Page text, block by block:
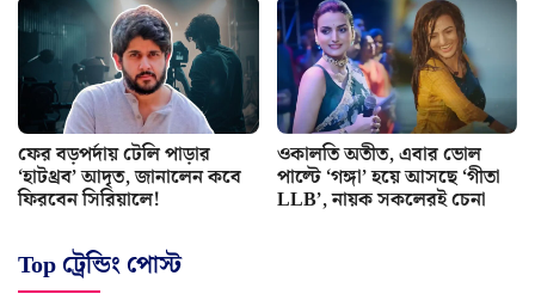
ফের বড়পর্দায় টেলি পাড়ার
‘হাটথ্রব’ আদৃত, জানালেন কবে
ফিরবেন সিরিয়ালে!
ওকালতি অতীত, এবার ভোল
পাল্টে ‘গঙ্গা’ হয়ে আসছে ‘গীতা
LLB’, নায়ক সকলেরই চেনা
Top ট্রেন্ডিং পোস্ট